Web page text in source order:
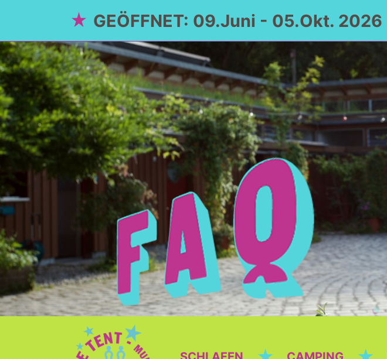
GEÖFFNET: 09.Juni - 05.Okt. 2026